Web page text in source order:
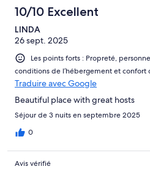
10/10 Excellent
LINDA
26 sept. 2025
Les points forts : Propreté,
conditions de l’hébergement et confort
Traduire avec Google
Beautiful place with great hosts
Séjour de 3 nuits en septembre 2025
0
Avis vérifié